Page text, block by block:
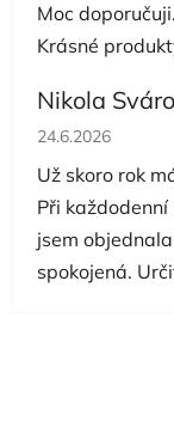
Moc
Krásné
Nikola
Hodnocení
24.6.2026
Už skoro rok
Při
jsem
spokojená.